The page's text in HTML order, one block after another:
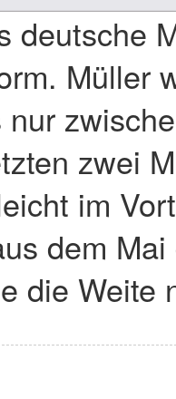
deutsche
Müller
zwei
im
dem
die Weite